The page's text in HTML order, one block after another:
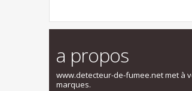
a propos
www.detecteur-de-fumee.net met à
marques.